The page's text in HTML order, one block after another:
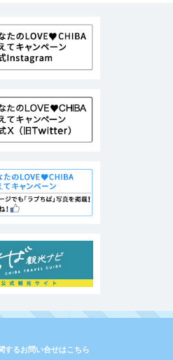
するお問い合せはこちら